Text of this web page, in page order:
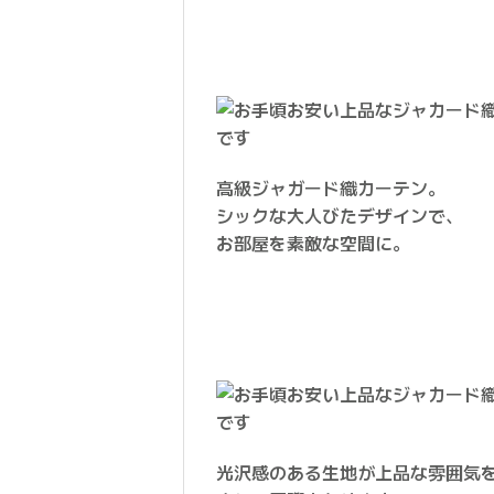
高級ジャガード織カーテン。
シックな大人びたデザインで、
お部屋を素敵な空間に。
光沢感のある生地が上品な雰囲気